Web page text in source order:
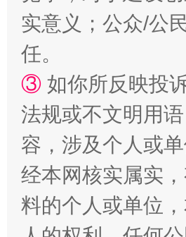
实意义；公众/公
任。
③ 如你所反映投
法规或不文明用
容，涉及个人或
经本网核实属实
料的个人或单位